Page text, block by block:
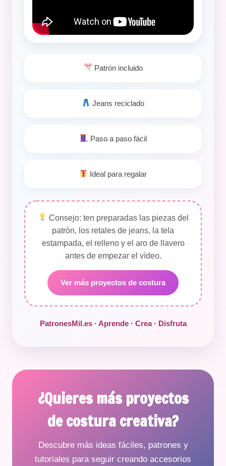
Patrón incluido
Jeans reciclado
Paso a paso fácil
Ideal para regalar
Consejo: ten preparadas las piezas del
patrón, los retales de jeans, la tela
estampada, el relleno y el aro de llavero
antes de empezar el vídeo.
Ver más proyectos de costura
PatronesMil.es · Aprende · Crea · Disfruta
¿Quieres más proyectos
de costura creativa?
Descubre más ideas fáciles, patrones y
tutoriales para seguir creando accesorios